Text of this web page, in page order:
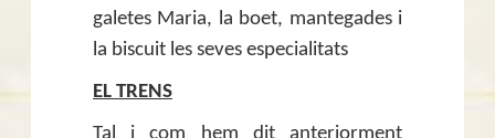
galetes Maria, la boet, mantegades i
la biscuit les seves especialitats
EL TRENS
Tal i com hem dit anteriorment